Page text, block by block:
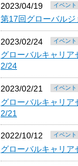
2023/04/19 イベント
第17回グローバル
2023/02/24 イベント
グローバルキャリア
2/24
2023/02/21 イベント
グローバルキャリア
2/21
2022/10/12 イベント
グローバルキャリ